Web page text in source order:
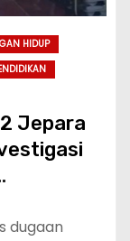
HIDUP
Jepara
dugaan